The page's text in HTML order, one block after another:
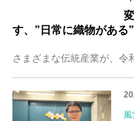
す、”日常に織物がある
風